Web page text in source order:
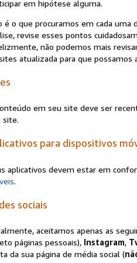
em hipótese alguma.
é o que procuramos em cada uma
revise esses pontos
não podemos mais
atualizada para que
em seu site deve ser
site.
para dispositivos
aplicativos devem estar em
.
sociais
aceitamos apenas as
páginas pessoais), Instagram,
da sua página de média social (